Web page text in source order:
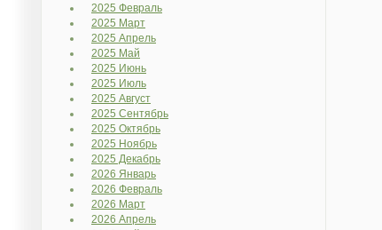
2025 Февраль
2025 Март
2025 Апрель
2025 Май
2025 Июнь
2025 Июль
2025 Август
2025 Сентябрь
2025 Октябрь
2025 Ноябрь
2025 Декабрь
2026 Январь
2026 Февраль
2026 Март
2026 Апрель